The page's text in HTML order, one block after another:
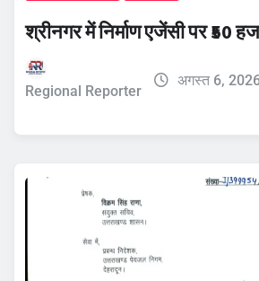
श्रीनगर में निर्माण एजेंसी पर ₹50
Regional Reporter
अगस्त 6,